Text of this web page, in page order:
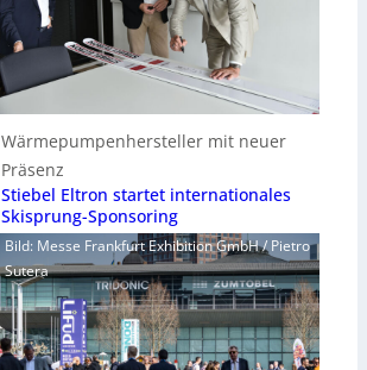
Wärmepumpenhersteller mit neuer
Präsenz
Stiebel Eltron startet internationales
Skisprung-Sponsoring
Bild: Messe Frankfurt Exhibition GmbH / Pietro
Sutera